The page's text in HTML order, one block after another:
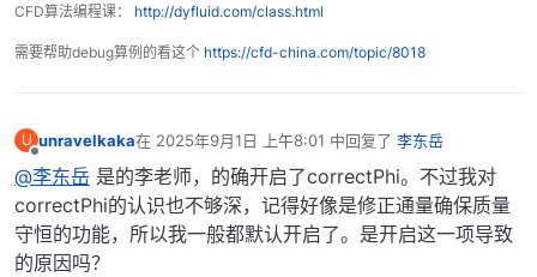
CFD算法编程课： http://dyfluid.com/class.html
需要帮助debug算例的看这个 https://cfd-china.com/topic/8018
U
离线
unravelkaka在 2025年9月1日 上午8:01 中回复了 李东岳
最后由 编辑
@李东岳 是的李老师，的确开启了correctPhi。不过我对
correctPhi的认识也不够深，记得好像是修正通量确保质量
守恒的功能，所以我一般都默认开启了。是开启这一项导致
的原因吗？